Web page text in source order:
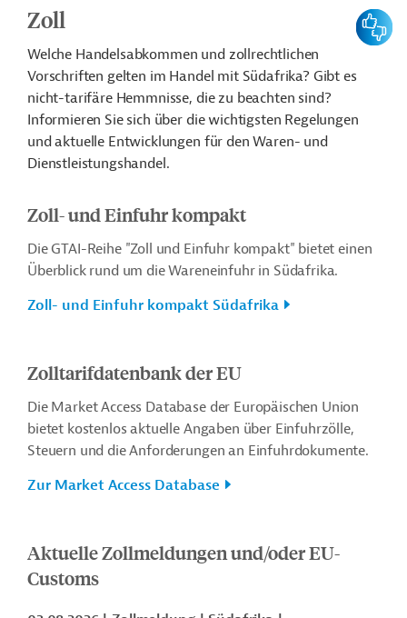
Zoll
Welche Handelsabkommen und zollrechtlichen
Vorschriften gelten im Handel mit Südafrika? Gibt es
nicht-tarifäre Hemmnisse, die zu beachten sind?
Informieren Sie sich über die wichtigsten Regelungen
und aktuelle Entwicklungen für den Waren- und
Dienstleistungshandel.
Zoll- und Einfuhr kompakt
Die GTAI-Reihe "Zoll und Einfuhr kompakt" bietet einen
Überblick rund um die Wareneinfuhr in Südafrika.
Zoll- und Einfuhr kompakt Südafrika
Zolltarifdatenbank der EU
Die Market Access Database der Europäischen Union
bietet kostenlos aktuelle Angaben über Einfuhrzölle,
Steuern und die Anforderungen an Einfuhrdokumente.
Zur Market Access Database
Aktuelle Zollmeldungen und/oder EU-
Customs